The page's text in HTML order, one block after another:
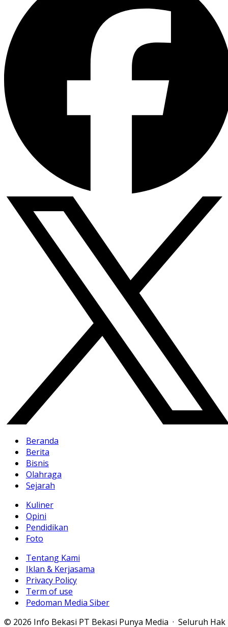
Beranda
Berita
Bisnis
Olahraga
Sejarah
Kuliner
Opini
Pendidikan
Foto
Tentang Kami
Iklan & Kerjasama
Privacy Policy
Term of use
Pedoman Media Siber
© 2026 Info Bekasi PT Bekasi Punya Media · Seluruh Hak